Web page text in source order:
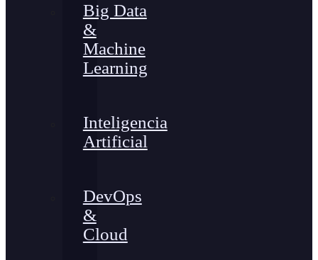
Big Data
&
Machine
Learning
Inteligencia
Artificial
DevOps
&
Cloud